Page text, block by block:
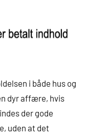
i både hus og
dyr affære, hvis
der gode
uden at det